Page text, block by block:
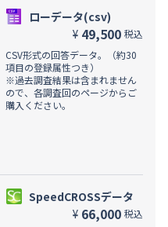
ローデータ(csv)
¥ 49,500 税込
CSV形式の回答データ。（約30
項目の登録属性つき）
※過去調査結果は含まれません
ので、各調査回のページからご
購入ください。
SpeedCROSSデータ
¥ 66,000 税込